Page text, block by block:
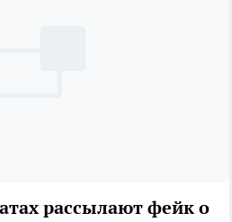
рассылают фейк о